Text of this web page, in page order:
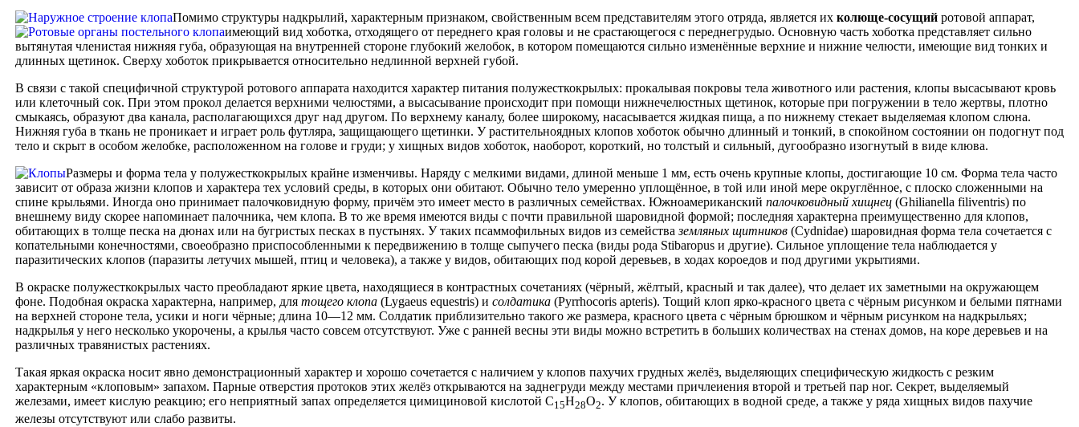
Помимо структуры надкрылий, характерным признаком, свойственным всем представителям этого отряда, является их колюще-сосущий ротовой аппарат,
имеющий вид хоботка, отходящего от переднего края головы и не срастающегося с переднегрудыо. Основную часть хоботка представляет сильно
вытянутая членистая нижняя губа, образующая на внутренней стороне глубокий желобок, в котором помещаются сильно изменённые верхние и нижние челюсти, имеющие вид тонких и
длинных щетинок. Сверху хоботок прикрывается относительно недлинной верхней губой.
В связи с такой специфичной структурой ротового аппарата находится характер питания полужесткокрылых: прокалывая покровы тела животного или растения, клопы высасывают кровь
или клеточный сок. При этом прокол делается верхними челюстями, а высасывание происходит при помощи нижнечелюстных щетинок, которые при погружении в тело жертвы, плотно
смыкаясь, образуют два канала, располагающихся друг над другом. По верхнему каналу, более широкому, насасывается жидкая пища, а по нижнему стекает выделяемая клопом слюна.
Нижняя губа в ткань не проникает и играет роль футляра, защищающего щетинки. У растительноядных клопов хоботок обычно длинный и тонкий, в спокойном состоянии он подогнут под
тело и скрыт в особом желобке, расположенном на голове и груди; у хищных видов хоботок, наоборот, короткий, но толстый и сильный, дугообразно изогнутый в виде клюва.
Размеры и форма тела у полужесткокрылых крайне изменчивы. Наряду с мелкими видами, длиной меньше 1 мм, есть очень крупные клопы, достигающие 10 см. Форма тела часто
зависит от образа жизни клопов и характера тех условий среды, в которых они обитают. Обычно тело умеренно уплощённое, в той или иной мере округлённое, с плоско сложенными на
спине крыльями. Иногда оно принимает палочковидную форму, причём это имеет место в различных семействах. Южноамериканский палочковидный хищнец (Ghilianella filiventris) по
внешнему виду скорее напоминает палочника, чем клопа. В то же время имеются виды с почти правильной шаровидной формой; последняя характерна преимущественно для клопов,
обитающих в толще песка на дюнах или на бугристых песках в пустынях. У таких псаммофильных видов из семействаземляных щитников (Cydnidae) шаровидная форма тела сочетается с
копательными конечностями, своеобразно приспособленными к передвижению в толще сыпучего песка (виды рода Stibaropus и другие). Сильное уплощение тела наблюдается у
паразитических клопов (паразиты летучих мышей, птиц и человека), а также у видов, обитающих под корой деревьев, в ходах короедов и под другими укрытиями.
В окраске полужесткокрылых часто преобладают яркие цвета, находящиеся в контрастных сочетаниях (чёрный, жёлтый, красный и так далее), что делает их заметными на окружающем
фоне. Подобная окраска характерна, например, для тощего клопа (Lygaeus equestris) и солдатика (Pyrrhocoris apteris). Тощий клоп ярко-красного цвета с чёрным рисунком и белыми пятнами
на верхней стороне тела, усики и ноги чёрные; длина 10—12 мм. Солдатик приблизительно такого же размера, красного цвета с чёрным брюшком и чёрным рисунком на надкрыльях;
надкрылья у него несколько укорочены, а крылья часто совсем отсутствуют. Уже с ранней весны эти виды можно встретить в больших количествах на стенах домов, на коре деревьев и на
различных травянистых растениях.
Такая яркая окраска носит явно демонстрационный характер и хорошо сочетается с наличием у клопов пахучих грудных желёз, выделяющих специфическую жидкость с резким
характерным «клоповым» запахом. Парные отверстия протоков этих желёз открываются на заднегруди между местами причлеиения второй и третьей пар ног. Секрет, выделяемый
железами, имеет кислую реакцию; его неприятный запах определяется цимициновой кислотой C15H28O2. У клопов, обитающих в водной среде, а также у ряда хищных видов пахучие
железы отсутствуют или слабо развиты.